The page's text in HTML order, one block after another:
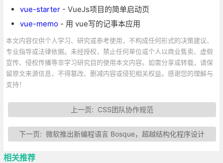
vue-starter- VueJs项目的简单启动页
vue-memo- 用 vue写的记事本应用
本文内容仅供个人学习、研究或参考使用，不构成任何形式的决策建议、
专业指导或法律依据。未经授权，禁止任何单位或个人以商业售卖、虚假
宣传、侵权传播等非学习研究目的使用本文内容。如需分享或转载，请保
留原文来源信息，不得篡改、删减内容或侵犯相关权益。感谢您的理解与
支持！
上一页: CSS团队协作规范
下一页:微软推出新编程语言 Bosque，超越结构化程序设计
相关推荐